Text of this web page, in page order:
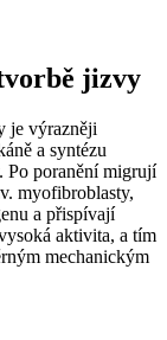
jizvy
je výrazněji
a syntézu
Po poranění migrují
myofibroblasty,
a přispívají
aktivita, a tím
mechanickým